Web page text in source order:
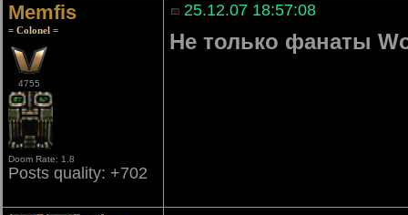
Memfis
= Colonel =
4755
Doom Rate: 1.8
Posts quality: +702
25.12.07 18:57:08
Не только фанаты